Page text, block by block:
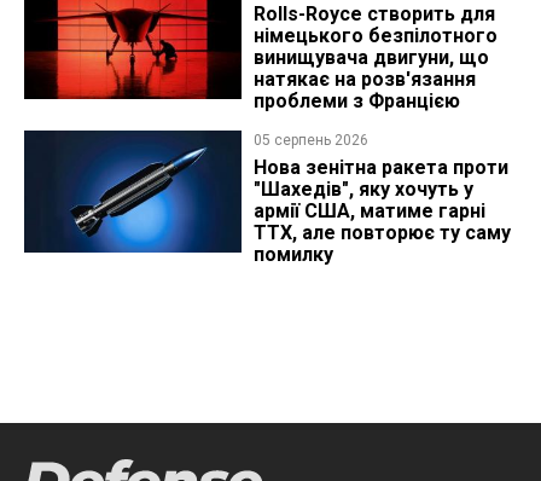
Rolls-Royce створить для
німецького безпілотного
винищувача двигуни, що
натякає на розв'язання
проблеми з Францією
05 серпень 2026
Нова зенітна ракета проти
"Шахедів", яку хочуть у
армії США, матиме гарні
ТТХ, але повторює ту саму
помилку